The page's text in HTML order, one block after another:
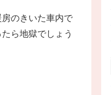
のきいた車内で
ら地獄でしょう